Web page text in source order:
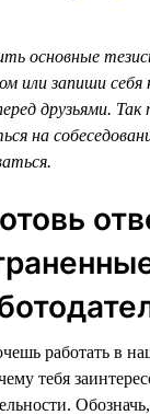
основные
или запиши себя
друзьями.
на
работать в
тебя